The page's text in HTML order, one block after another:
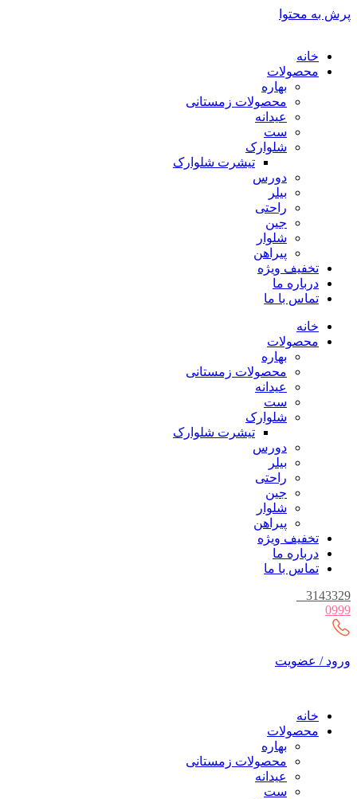
پرش به محتوا
خانه
محصولات
بهاره
محصولات زمستانی
عیدانه
ست
شلوارک
تیشرت شلوارک
دورس
بیلر
راحتی
جین
شلوار
پیراهن
تخفیف ویژه
درباره ما
تماس با ما
خانه
محصولات
بهاره
محصولات زمستانی
عیدانه
ست
شلوارک
تیشرت شلوارک
دورس
بیلر
راحتی
جین
شلوار
پیراهن
تخفیف ویژه
درباره ما
تماس با ما
3143329
0999
ورود / عضویت
خانه
محصولات
بهاره
محصولات زمستانی
عیدانه
ست